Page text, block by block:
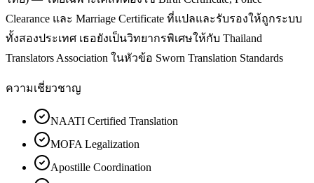
Clearance และ Marriage Certificate ที่แปลและรับรองให้ถูกระบบ
ทั้งสองประเทศ เธอยังเป็นวิทยากรพิเศษให้กับ Thailand
Translators Association ในหัวข้อ Sworn Translation Standards
ความเชี่ยวชาญ
NAATI Certified Translation
MOFA Legalization
Apostille Coordination